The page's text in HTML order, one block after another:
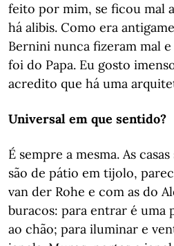
feito por mim, se ficou mal
há alibis. Como era
Bernini nunca fizeram mal
foi do Papa. Eu gosto
acredito que há uma
Universal em que sentido?
É sempre a mesma. As
são de pátio em tijolo,
van der Rohe e com as do
buracos: para entrar é uma
ao chão; para iluminar e